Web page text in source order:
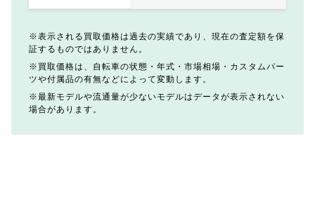
表示される買取価格は過去の実績であり、現在の査定額を保
証するものではありません。
買取価格は、自転車の状態・年式・市場相場・カスタムパー
ツや付属品の有無などによって変動します。
最新モデルや流通量が少ないモデルはデータが表示されない
場合があります。